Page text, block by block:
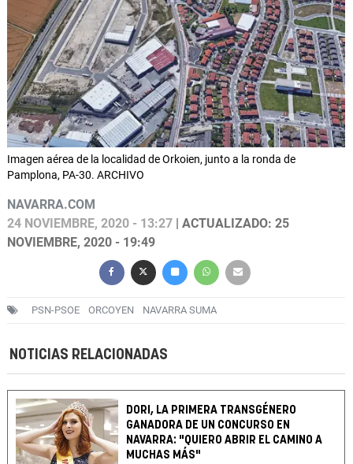
Imagen aérea de la localidad de Orkoien, junto a la ronda de
Pamplona, PA-30. ARCHIVO
NAVARRA.COM
24 NOVIEMBRE, 2020 - 13:27 | ACTUALIZADO: 25
NOVIEMBRE, 2020 - 19:49
PSN-PSOE ORCOYEN NAVARRA SUMA
NOTICIAS RELACIONADAS
DORI, LA PRIMERA TRANSGÉNERO
GANADORA DE UN CONCURSO EN
NAVARRA: "QUIERO ABRIR EL CAMINO A
MUCHAS MÁS"